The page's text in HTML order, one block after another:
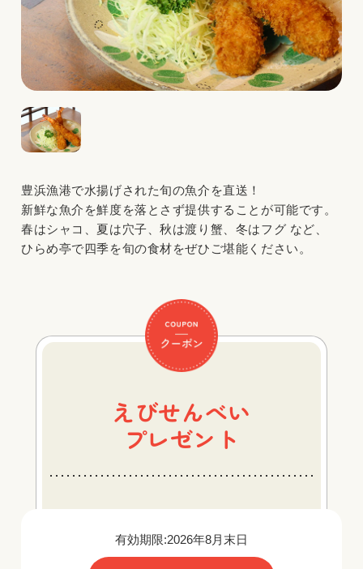
豊浜漁港で水揚げされた旬の魚介を直送！
新鮮な魚介を鮮度を落とさず提供することが可能です。
春はシャコ、夏は穴子、秋は渡り蟹、冬はフグ など、
ひらめ亭で四季を旬の食材をぜひご堪能ください。
えびせんべい
プレゼント
有効期限:2026年8月末日